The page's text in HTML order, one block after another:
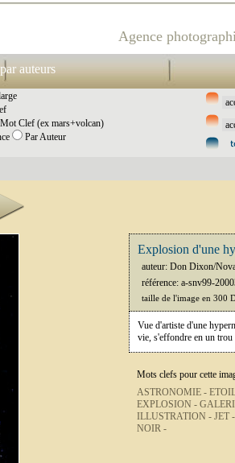
Agence
auteurs
Clef (ex mars+volcan)
Par Auteur
Explosion d'une
auteur: Don Dixon/
référence: a-snv99-
taille de l'image en 300
Vue d'artiste d'une
vie, s'effondre en un
Mots clefs pour cette
ASTRONOMIE -
EXPLOSION -
ILLUSTRATION - JET -
NOIR -